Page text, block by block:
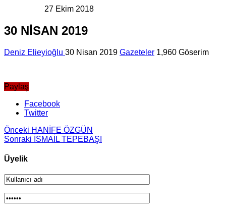
27 Ekim 2018
30 NİSAN 2019
Deniz Elieyioğlu 30 Nisan 2019 Gazeteler 1,960 Göserim
Paylaş
Facebook
Twitter
Önceki HANİFE ÖZGÜN
Sonraki İSMAİL TEPEBAŞI
Üyelik